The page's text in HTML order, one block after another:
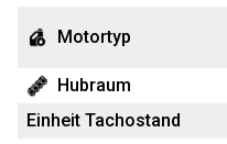
Motortyp
Hubraum
Einheit Tachostand